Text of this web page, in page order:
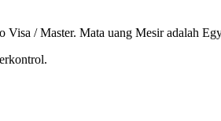
/ Master. Mata uang Mesir adalah